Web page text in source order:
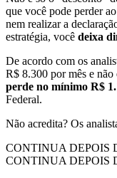
que você pode perder
nem realizar a
estratégia, você deixa
De acordo com os
R$ 8.300 por mês e não
perde no mínimo R$
Federal.
Não acredita? Os
CONTINUA DEPOIS
CONTINUA DEPOIS